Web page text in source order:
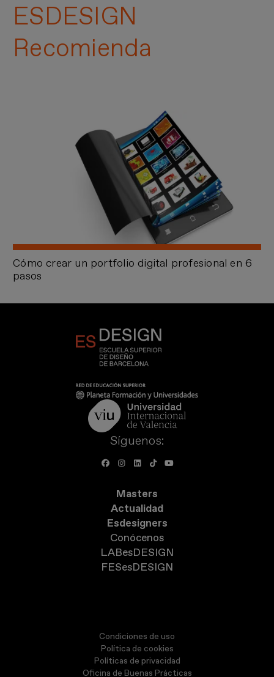
ESDESIGN
Recomienda
Cómo crear un portfolio digital profesional en 6
pasos
Síguenos:
Masters
Actualidad
Esdesigners
Conócenos
LABesDESIGN
FESesDESIGN
Condiciones de uso
Política de cookies
Políticas de privacidad
Oficina de Buenas Prácticas